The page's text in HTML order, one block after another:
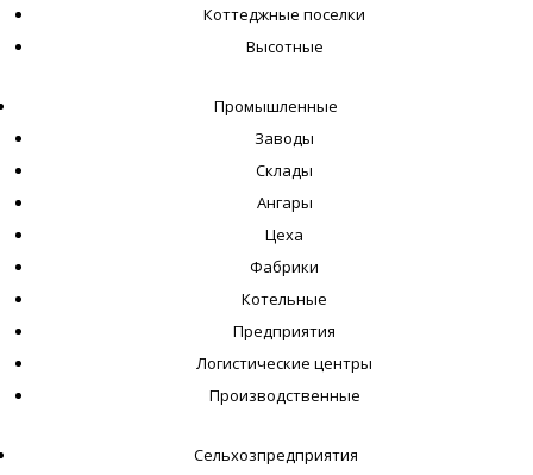
Коттеджные поселки
Высотные
Промышленные
Заводы
Склады
Ангары
Цеха
Фабрики
Котельные
Предприятия
Логистические центры
Производственные
Сельхозпредприятия